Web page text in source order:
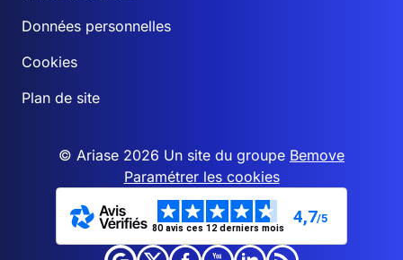
Données personnelles
Cookies
Plan de site
© Ariase 2026 Un site du groupe Bemove
Paramétrer les cookies
80 avis ces 12 derniers mois
4,7/5